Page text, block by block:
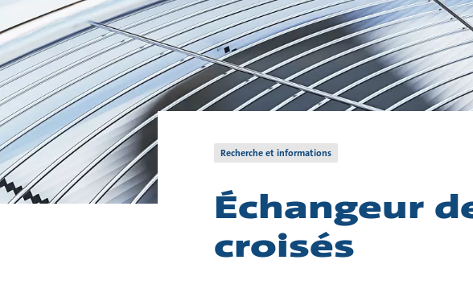
Recherche et informations
Échangeur
croisés